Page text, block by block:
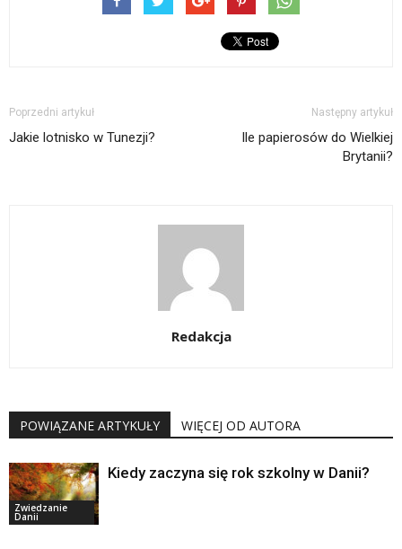
Poprzedni artykuł
Jakie lotnisko w Tunezji?
Następny artykuł
Ile papierosów do Wielkiej
Brytanii?
Redakcja
POWIĄZANE ARTYKUŁY WIĘCEJ OD AUTORA
Zwiedzanie
Danii
Kiedy zaczyna się rok szkolny w Danii?